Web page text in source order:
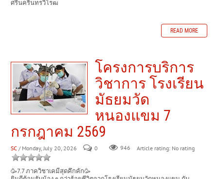
ศรีนครินทรวิโรฒ
READ MORE
โครงการบริการ
วิชาการ โรงเรียน
มัธยมวัด
หนองแขม 7
กรกฎาคม 2569
SC / Monday, July 20, 2026 0 946 Article rating: No rating
🥳7.7 ภาควิชาเคมีสุดคึกคัก🥳